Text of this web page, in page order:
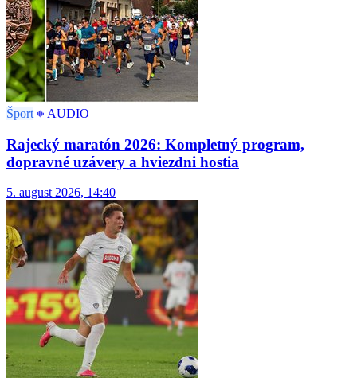
Šport AUDIO
Rajecký maratón 2026: Kompletný program,
dopravné uzávery a hviezdni hostia
5. august 2026, 14:40